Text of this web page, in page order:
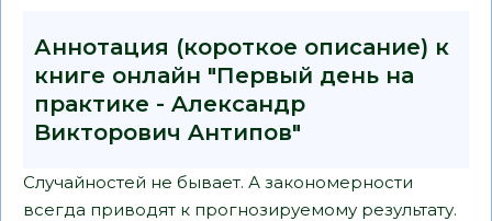
Аннотация (короткое описание) к
книге онлайн "Первый день на
практике - Aлександр
Bикторович Aнтипов"
Случайностей не бывает. А закономерности
всегда приводят к прогнозируемому результату.